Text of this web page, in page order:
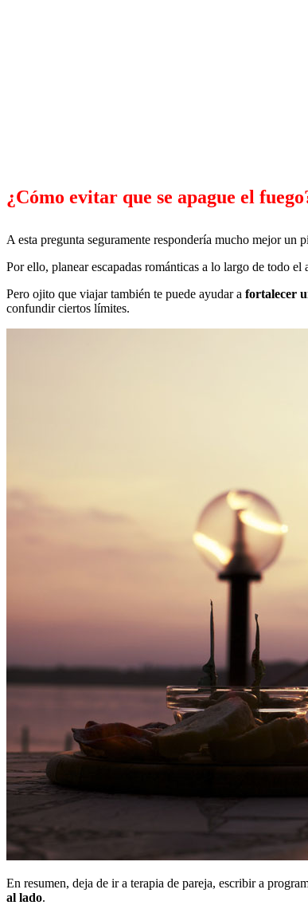
¿Cómo evitar que se apague el
A esta pregunta seguramente respondería mucho mejor un
Por ello, planear escapadas románticas a lo largo de todo
Pero ojito que viajar también te puede ayudar a fortalecer
confundir ciertos límites.
En resumen, deja de ir a terapia de pareja, escribir a
al lado.